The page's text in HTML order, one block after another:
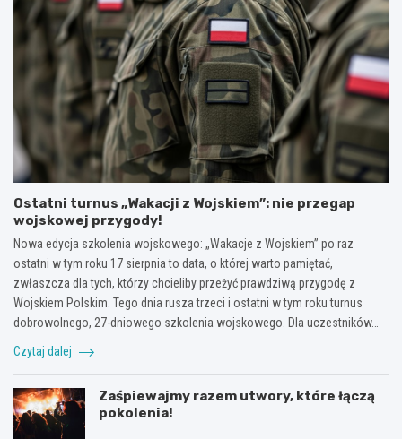
Ostatni turnus „Wakacji z Wojskiem”: nie przegap
wojskowej przygody!
Nowa edycja szkolenia wojskowego: „Wakacje z Wojskiem” po raz
ostatni w tym roku 17 sierpnia to data, o której warto pamiętać,
zwłaszcza dla tych, którzy chcieliby przeżyć prawdziwą przygodę z
Wojskiem Polskim. Tego dnia rusza trzeci i ostatni w tym roku turnus
dobrowolnego, 27-dniowego szkolenia wojskowego. Dla uczestników…
Czytaj dalej
Zaśpiewajmy razem utwory, które łączą
pokolenia!